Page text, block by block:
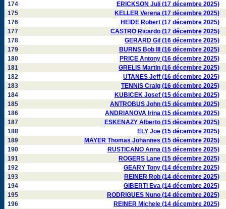
174
ERICKSON Juli (17 décembre 2025)
175
KELLER Verena (17 décembre 2025)
176
HEIDE Robert (17 décembre 2025)
177
CASTRO Ricardo (17 décembre 2025)
178
GERARD Gil (16 décembre 2025)
179
BURNS Bob III (16 décembre 2025)
180
PRICE Antony (16 décembre 2025)
181
GRELIS Martin (16 décembre 2025)
182
UTANES Jeff (16 décembre 2025)
183
TENNIS Craig (16 décembre 2025)
184
KUBICEK Josef (15 décembre 2025)
185
ANTROBUS John (15 décembre 2025)
186
ANDRIANOVA Irina (15 décembre 2025)
187
ESKENAZY Alberto (15 décembre 2025)
188
ELY Joe (15 décembre 2025)
189
MAYER Thomas Johannes (15 décembre 2025)
190
RUSTICANO Anna (15 décembre 2025)
191
ROGERS Lane (15 décembre 2025)
192
GEARY Tony (14 décembre 2025)
193
REINER Rob (14 décembre 2025)
194
GIBERTI Eva (14 décembre 2025)
195
RODRIGUES Nuno (14 décembre 2025)
196
REINER Michele (14 décembre 2025)